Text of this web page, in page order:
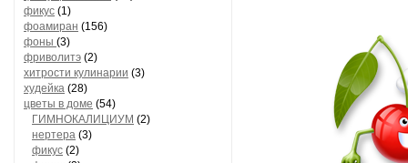
фикус (1)
фоамиран (156)
фоны (3)
фриволитэ (2)
хитрости кулинарии (3)
худейка (28)
цветы в доме (54)
ГИМНОКАЛИЦИУМ (2)
нертера (3)
фикус (2)